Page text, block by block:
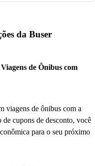
da Buser
de Ônibus com
viagens de ônibus com a
cupons de desconto, você
para o seu próximo